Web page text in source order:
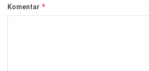
Komentar *